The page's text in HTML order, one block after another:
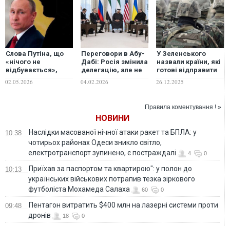
Слова Путіна, що
«нічого не
відбувається»,
викличуть питання
02.05.2026
Переговори в Абу-
Дабі: Росія змінила
делегацію, але не
Подоляк
04.02.2026
У Зеленського
назвали країни, які
готові відправити
після війни
26.12.2025
Правила коментування ! »
НОВИНИ
10:38
Наслідки масованої нічної атаки ракет та БПЛА: у
чотирьох районах Одеси зникло світло,
електротранспорт зупинено, є постраждалі
4 0
10:13
Приїхав за паспортом та квартирою": у полон до
українських військових потрапив тезка зіркового
футболіста Мохамеда Салаха
60 0
09:48
Пентагон витратить $400 млн на лазерні системи проти
дронів
18 0